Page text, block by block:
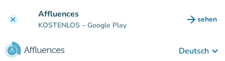
clear Affluences
KOSTENLOS – Google Play arrow_forward sehen
(new
Deutsch keyboard_arrow_down